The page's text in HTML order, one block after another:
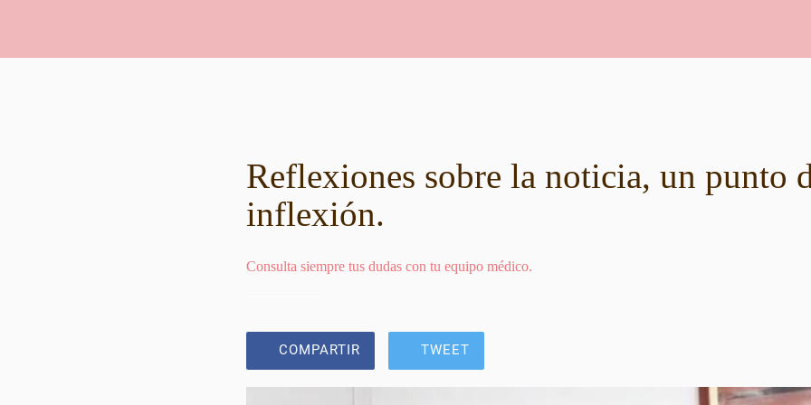
Reflexiones sobre la noticia, un punto
inflexión.
Consulta siempre tus dudas con tu equipo médico.
COMPARTIR TWEET